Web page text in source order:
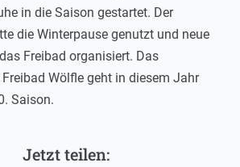
in die Saison gestartet. Der
die Winterpause genutzt und neue
Freibad organisiert. Das
Wölfle geht in diesem Jahr
Saison.